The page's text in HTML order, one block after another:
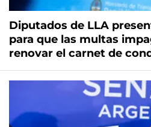
Diputados de LLA
para que las multas
renovar el carnet de